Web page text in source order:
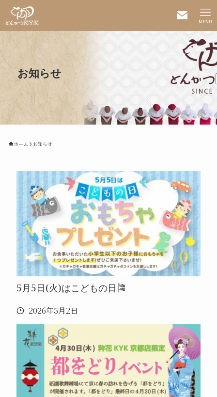
MENU
お知らせ
ホーム お知らせ
5月5日(火)はこどもの日🎏
2026年5月2日